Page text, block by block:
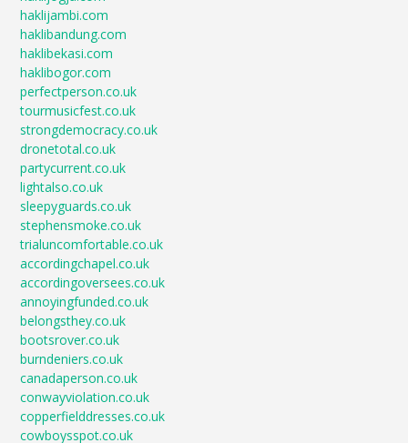
haklijambi.com
haklibandung.com
haklibekasi.com
haklibogor.com
perfectperson.co.uk
tourmusicfest.co.uk
strongdemocracy.co.uk
dronetotal.co.uk
partycurrent.co.uk
lightalso.co.uk
sleepyguards.co.uk
stephensmoke.co.uk
trialuncomfortable.co.uk
accordingchapel.co.uk
accordingoversees.co.uk
annoyingfunded.co.uk
belongsthey.co.uk
bootsrover.co.uk
burndeniers.co.uk
canadaperson.co.uk
conwayviolation.co.uk
copperfielddresses.co.uk
cowboysspot.co.uk